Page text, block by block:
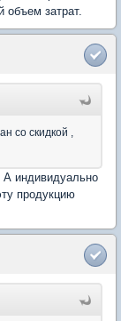
объем затрат.
со скидкой ,
А индивидуально
продукцию